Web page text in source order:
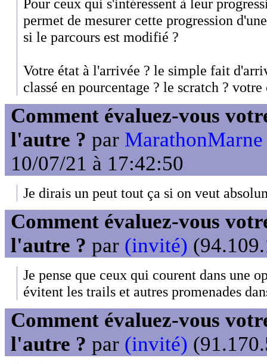
Pour ceux qui s'intéressent à leur
permet de mesurer cette progression
si le parcours est modifié ?
Votre état à l'arrivée ? le simple fait
classé en pourcentage ? le scratch ?
Comment évaluez-vous
l'autre ? par
10/07/21 à 17:42:50
Je dirais un peut tout ça si on veut
Comment évaluez-vous
l'autre ? par (invité)
Je pense que ceux qui courent dans une
évitent les trails et autres promenades
Comment évaluez-vous
l'autre ? par (invité)